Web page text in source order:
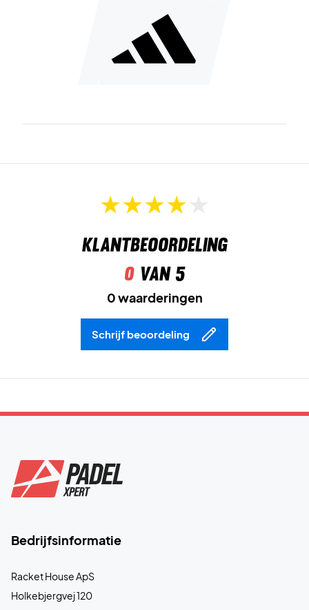
Klantbeoordeling
0van 5
0 waarderingen
Schrijf beoordeling
Bedrijfsinformatie
Racket House ApS
Holkebjergvej 120